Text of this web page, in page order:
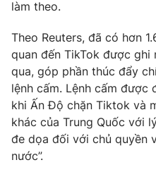
Chuyên mục khác
Emagazine
Photo
Video
làm theo.
Theo Reuters, đã có hơn
quan đến TikTok được ghi
qua, góp phần thúc đẩy
lệnh cấm. Lệnh cấm được
khi Ấn Độ chặn Tiktok và
khác của Trung Quốc với
đe dọa đối với chủ quyền
nước”.